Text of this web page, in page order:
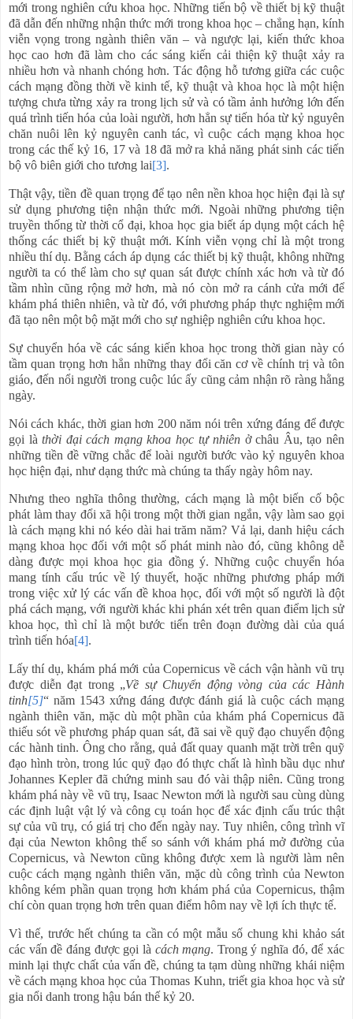
mới trong nghiên cứu khoa học. Những tiến bộ về thiết bị kỹ thuật
đã dẫn đến những nhận thức mới trong khoa học – chẳng hạn, kính
viễn vọng trong ngành thiên văn – và ngược lại, kiến thức khoa
học cao hơn đã làm cho các sáng kiến cải thiện kỹ thuật xảy ra
nhiều hơn và nhanh chóng hơn. Tác động hỗ tương giữa các cuộc
cách mạng đồng thời về kinh tế, kỹ thuật và khoa học là một hiện
tượng chưa từng xảy ra trong lịch sử và có tầm ảnh hưởng lớn đến
quá trình tiến hóa của loài người, hơn hẳn sự tiến hóa từ kỷ nguyên
chăn nuôi lên kỷ nguyên canh tác, vì cuộc cách mạng khoa học
trong các thế kỷ 16, 17 và 18 đã mở ra khả năng phát sinh các tiến
bộ vô biên giới cho tương lai[3].
Thật vậy, tiền đề quan trọng để tạo nên nền khoa học hiện đại là sự
sử dụng phương tiện nhận thức mới. Ngoài những phương tiện
truyền thống từ thời cổ đại, khoa học gia biết áp dụng một cách hệ
thống các thiết bị kỹ thuật mới. Kính viễn vọng chỉ là một trong
nhiều thí dụ. Bằng cách áp dụng các thiết bị kỹ thuật, không những
người ta có thể làm cho sự quan sát được chính xác hơn và từ đó
tầm nhìn cũng rộng mở hơn, mà nó còn mở ra cánh cửa mới để
khám phá thiên nhiên, và từ đó, với phương pháp thực nghiệm mới
đã tạo nên một bộ mặt mới cho sự nghiệp nghiên cứu khoa học.
Sự chuyển hóa về các sáng kiến khoa học trong thời gian này có
tầm quan trọng hơn hẳn những thay đổi căn cơ về chính trị và tôn
giáo, đến nổi người trong cuộc lúc ấy cũng cảm nhận rõ ràng hằng
ngày.
Nói cách khác, thời gian hơn 200 năm nói trên xứng đáng để được
gọi làthời đại cách mạng khoa học tự nhiên ở châu Âu, tạo nên
những tiền đề vững chắc để loài người bước vào kỷ nguyên khoa
học hiện đại, như dạng thức mà chúng ta thấy ngày hôm nay.
Nhưng theo nghĩa thông thường, cách mạng là một biến cố bộc
phát làm thay đổi xã hội trong một thời gian ngắn, vậy làm sao gọi
là cách mạng khi nó kéo dài hai trăm năm? Vả lại, danh hiệu cách
mạng khoa học đối với một số phát minh nào đó, cũng không dễ
dàng được mọi khoa học gia đồng ý. Những cuộc chuyển hóa
mang tính cấu trúc về lý thuyết, hoặc những phương pháp mới
trong việc xử lý các vấn đề khoa học, đối với một số người là đột
phá cách mạng, với người khác khi phán xét trên quan điểm lịch sử
khoa học, thì chỉ là một bước tiến trên đoạn đường dài của quá
trình tiến hóa[4].
Lấy thí dụ, khám phá mới của Copernicus về cách vận hành vũ trụ
được diễn đạt trong „Về sự Chuyển động vòng của các Hành
tinh[5]“ năm 1543 xứng đáng được đánh giá là cuộc cách mạng
ngành thiên văn, mặc dù một phần của khám phá Copernicus đã
thiếu sót về phương pháp quan sát, đã sai về quỹ đạo chuyển động
các hành tinh. Ông cho rằng, quả đất quay quanh mặt trời trên quỹ
đạo hình tròn, trong lúc quỹ đạo đó thực chất là hình bầu dục như
Johannes Kepler đã chứng minh sau đó vài thập niên. Cũng trong
khám phá này về vũ trụ, Isaac Newton mới là người sau cùng dùng
các định luật vật lý và công cụ toán học để xác định cấu trúc thật
sự của vũ trụ, có giá trị cho đến ngày nay. Tuy nhiên, công trình vĩ
đại của Newton không thể so sánh với khám phá mở đường của
Copernicus, và Newton cũng không được xem là người làm nên
cuộc cách mạng ngành thiên văn, mặc dù công trình của Newton
không kém phần quan trọng hơn khám phá của Copernicus, thậm
chí còn quan trọng hơn trên quan điểm hôm nay về lợi ích thực tế.
Vì thế, trước hết chúng ta cần có một mẫu số chung khi khảo sát
các vấn đề đáng được gọi là cách mạng. Trong ý nghĩa đó, để xác
minh lại thực chất của vấn đề, chúng ta tạm dùng những khái niệm
về cách mạng khoa học của Thomas Kuhn, triết gia khoa học và sử
gia nổi danh trong hậu bán thế kỷ 20.